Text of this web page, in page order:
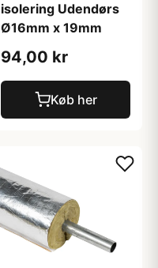
isolering Udendørs
Ø16mm x 19mm
94,00 kr
Køb her